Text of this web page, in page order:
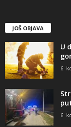
JOŠ OBJAVA
U
6.
6.